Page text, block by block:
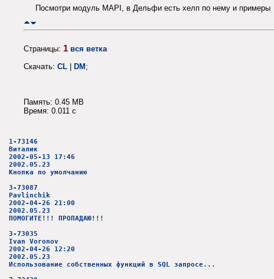
Посмотри модуль MAPI, в Дельфи есть хелп по нему и примеры
Страницы: 1 вся ветка
Скачать: CL | DM;
Память: 0.45 MB
Время: 0.011 c
1-73146
Виталик
2002-05-13 17:46
2002.05.23
Кнопка по умолчанию
3-73087
Pavlinchik
2002-04-26 21:00
2002.05.23
ПОМОГИТЕ!!! ПРОПАДАЮ!!!
3-73035
Ivan Voronov
2002-04-26 12:20
2002.05.23
Использование собственных функций в SQL запросе...